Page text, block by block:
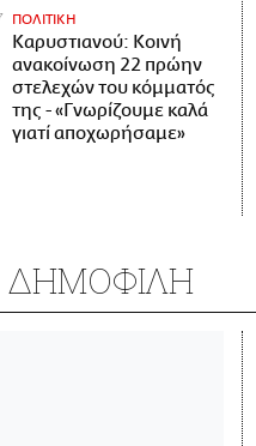
ΠΟΛΙΤΙΚΗ
Καρυστιανού: Κοινή
ανακοίνωση 22 πρώην
στελεχών του κόμματός
της - «Γνωρίζουμε καλά
γιατί αποχωρήσαμε»
ΔΗΜΟΦΙΛΗ